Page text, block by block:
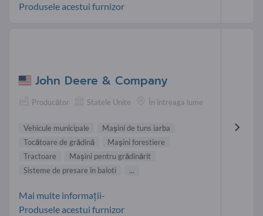
Produsele acestui furnizor
John Deere & Company
Producător Statele Unite În întreaga lume
Vehicule municipale
Maşini de tuns iarba
Tocătoare de grădină
Maşini forestiere
Tractoare
Maşini pentru grădinărit
Sisteme de presare în baloti
...
Mai multe informații-
Produsele acestui furnizor